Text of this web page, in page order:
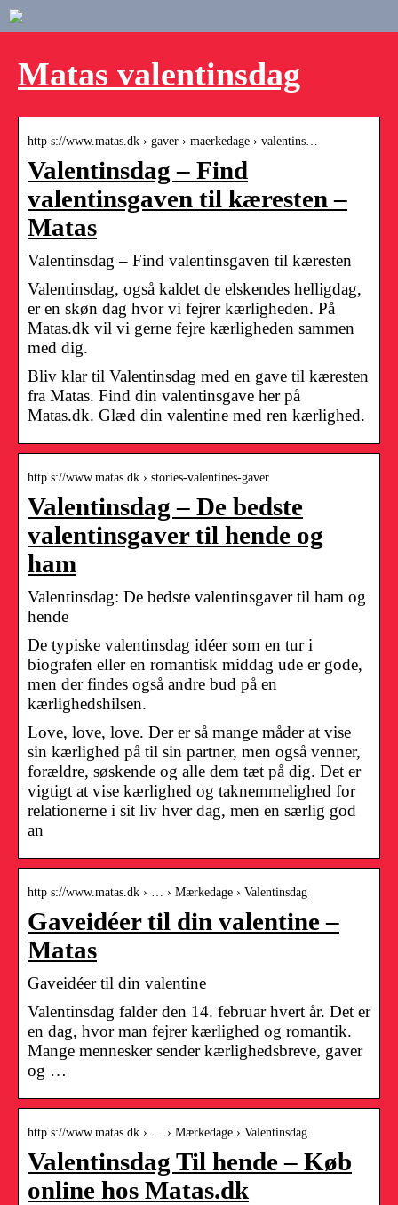
Matas valentinsdag
http s://www.matas.dk › gaver › maerkedage › valentins…
Valentinsdag – Find
valentinsgaven til kæresten –
Matas
Valentinsdag – Find valentinsgaven til kæresten
Valentinsdag, også kaldet de elskendes helligdag,
er en skøn dag hvor vi fejrer kærligheden. På
Matas.dk vil vi gerne fejre kærligheden sammen
med dig.
Bliv klar til Valentinsdag med en gave til kæresten
fra Matas. Find din valentinsgave her på
Matas.dk. Glæd din valentine med ren kærlighed.
http s://www.matas.dk › stories-valentines-gaver
Valentinsdag – De bedste
valentinsgaver til hende og
ham
Valentinsdag: De bedste valentinsgaver til ham og
hende
De typiske valentinsdag idéer som en tur i
biografen eller en romantisk middag ude er gode,
men der findes også andre bud på en
kærlighedshilsen.
Love, love, love. Der er så mange måder at vise
sin kærlighed på til sin partner, men også venner,
forældre, søskende og alle dem tæt på dig. Det er
vigtigt at vise kærlighed og taknemmelighed for
relationerne i sit liv hver dag, men en særlig god
an
http s://www.matas.dk › … › Mærkedage › Valentinsdag
Gaveidéer til din valentine –
Matas
Gaveidéer til din valentine
Valentinsdag falder den 14. februar hvert år. Det er
en dag, hvor man fejrer kærlighed og romantik.
Mange mennesker sender kærlighedsbreve, gaver
og …
http s://www.matas.dk › … › Mærkedage › Valentinsdag
Valentinsdag Til hende – Køb
online hos Matas.dk